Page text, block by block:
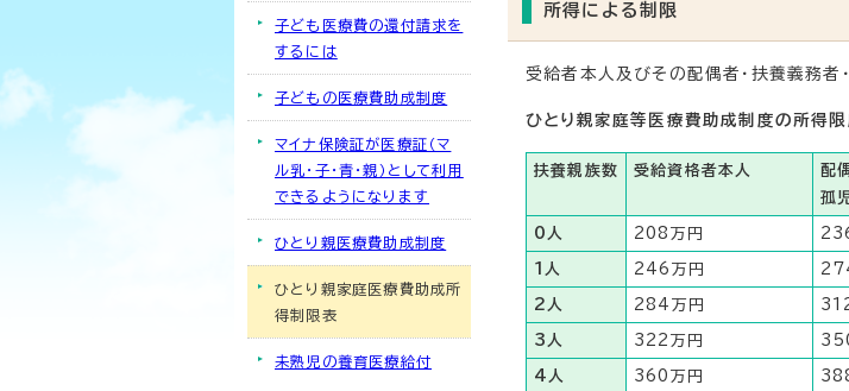
所得による制限
受給者本人及びその配偶者・扶養義務者
ひとり親家庭等医療費助成制度の所得
扶養親族数 受給資格者本人
配
孤
0人 208万円
1人 246万円
2人 284万円
3人 322万円
4人 360万円
子ども医療費の還付請求を
するには
子どもの医療費助成制度
マイナ保険証が医療証（マ
ル乳・子・青・親）として利用
できるようになります
ひとり親医療費助成制度
ひとり親家庭医療費助成所
得制限表
未熟児の養育医療給付